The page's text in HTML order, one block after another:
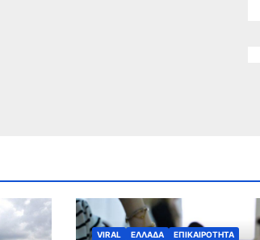
VIRAL ΕΛΛΑΔΑ ΕΠΙΚΑΙΡΟΤΗΤΑ